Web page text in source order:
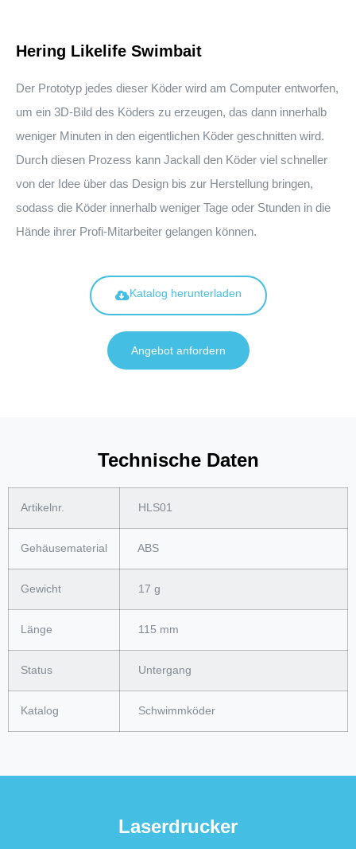
Hering Likelife Swimbait
Der Prototyp jedes dieser Köder wird am Computer entworfen,
um ein 3D-Bild des Köders zu erzeugen, das dann innerhalb
weniger Minuten in den eigentlichen Köder geschnitten wird.
Durch diesen Prozess kann Jackall den Köder viel schneller
von der Idee über das Design bis zur Herstellung bringen,
sodass die Köder innerhalb weniger Tage oder Stunden in die
Hände ihrer Profi-Mitarbeiter gelangen können.
Katalog herunterladen
Angebot anfordern
Technische Daten
Artikelnr. HLS01
Gehäusematerial ABS
Gewicht 17 g
Länge 115 mm
Status Untergang
Katalog Schwimmköder
Laserdrucker